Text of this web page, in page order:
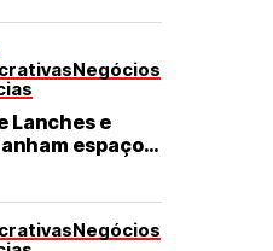
Negócios
Lanches e
espaço
por refeições
Negócios